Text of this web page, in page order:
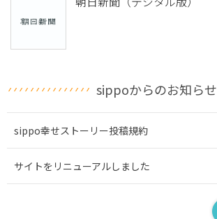
sippoからのお知らせ
sippo幸せストーリー投稿規約
サイトをリニューアルしました